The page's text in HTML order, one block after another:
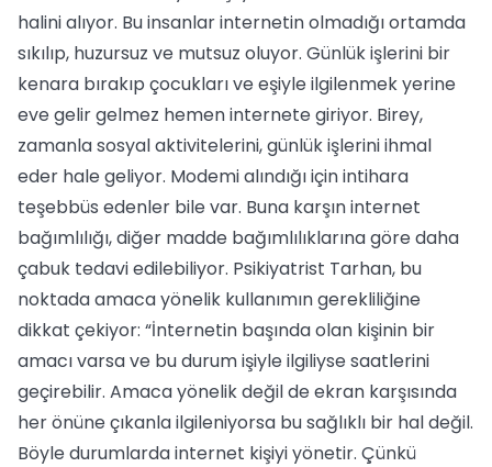
halini alıyor. Bu insanlar internetin olmadığı ortamda
sıkılıp, huzursuz ve mutsuz oluyor. Günlük işlerini bir
kenara bırakıp çocukları ve eşiyle ilgilenmek yerine
eve gelir gelmez hemen internete giriyor. Birey,
zamanla sosyal aktivitelerini, günlük işlerini ihmal
eder hale geliyor. Modemi alındığı için intihara
teşebbüs edenler bile var. Buna karşın internet
bağımlılığı, diğer madde bağımlılıklarına göre daha
çabuk tedavi edilebiliyor. Psikiyatrist Tarhan, bu
noktada amaca yönelik kullanımın gerekliliğine
dikkat çekiyor: “İnternetin başında olan kişinin bir
amacı varsa ve bu durum işiyle ilgiliyse saatlerini
geçirebilir. Amaca yönelik değil de ekran karşısında
her önüne çıkanla ilgileniyorsa bu sağlıklı bir hal değil.
Böyle durumlarda internet kişiyi yönetir. Çünkü